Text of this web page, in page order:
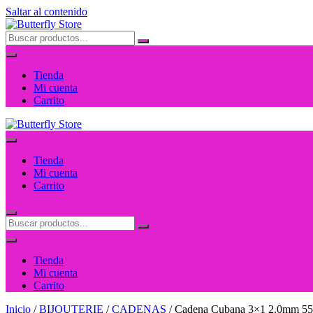
Saltar al contenido
Tienda
Mi cuenta
Carrito
Tienda
Mi cuenta
Carrito
Tienda
Mi cuenta
Carrito
Inicio /BIJOUTERIE /CADENAS / Cadena Cubana 3×1 2.0mm